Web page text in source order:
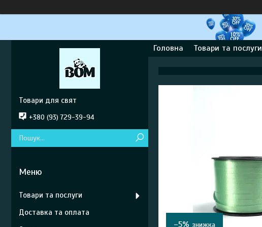
Головна Товари та послуги
–5%
Товари для свят
+380 (93) 729-39-94
Товари та послуги
Доставка та оплата